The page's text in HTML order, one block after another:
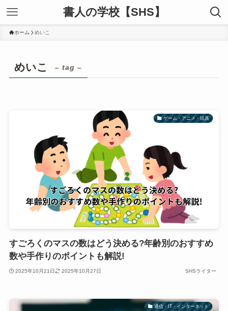
書人の学校【SHS】
ホーム めいこ
めいこ – tag –
ゲーム・アニメ・玩具
すごろくのマスの数はどう決める?年齢別のおすすめ
数や手作りのポイントも解説!
2025年10月21日 2025年10月27日 SHSライター
通信・IT・インターネット